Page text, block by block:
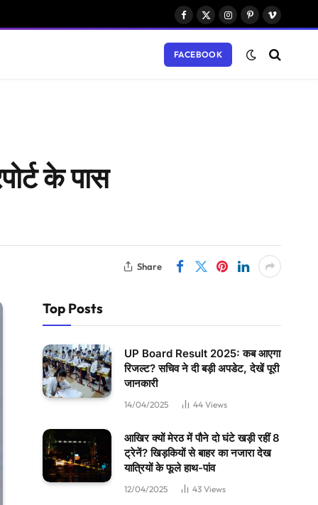
Facebook
X
Instagram
Pinterest
Vimeo
FACEBOOK
के पास
Share
Top Posts
UP Board Result 2025: कब आएगा
रिजल्ट? सचिव ने दी बड़ी अपडेट, देखें पूरी
जानकारी
14/04/2025 44 Views
आखिर क्यों मेरठ में पौने दो घंटे खड़ी रहीं 8
ट्रेनें? खिड़कियों से बाहर का नजारा देख
यात्रियों के फूले हाथ-पांव
12/04/2025 43 Views